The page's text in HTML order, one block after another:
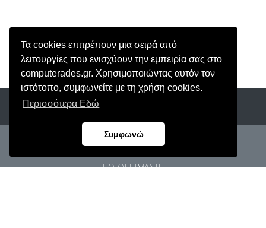
Τα cookies επιτρέπουν μια σειρά από
λειτουργίες που ενισχύουν την εμπειρία σας στο
computerades.gr. Χρησιμοποιώντας αυτόν τον
ιστότοπο, συμφωνείτε με τη χρήση cookies.
Περισσότερα Εδώ
Συμφωνώ
ΑρΓΕΜΗ: 62906803000
ΠΟΙΟΙ ΕΙΜΑΣΤΕ